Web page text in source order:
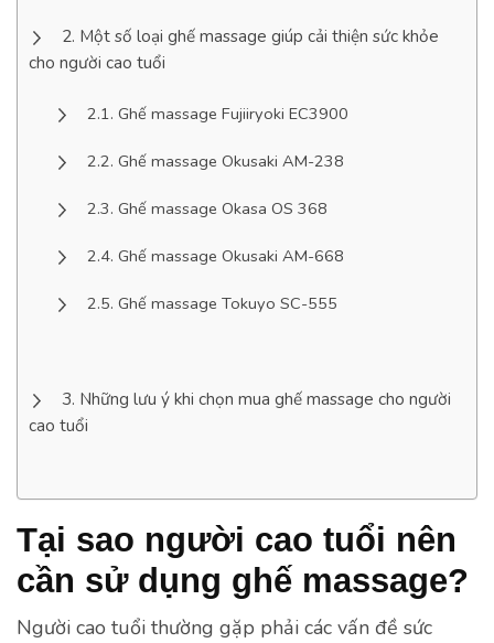
Một số loại ghế massage giúp cải thiện sức khỏe
cho người cao tuổi
Ghế massage Fujiiryoki EC3900
Ghế massage Okusaki AM-238
Ghế massage Okasa OS 368
Ghế massage Okusaki AM-668
Ghế massage Tokuyo SC-555
Những lưu ý khi chọn mua ghế massage cho người
cao tuổi
Tại sao người cao tuổi nên
cần sử dụng ghế massage?
Người cao tuổi thường gặp phải các vấn đề sức